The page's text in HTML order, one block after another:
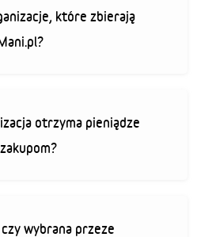
które zbierają
otrzyma pieniądze
wybrana przeze